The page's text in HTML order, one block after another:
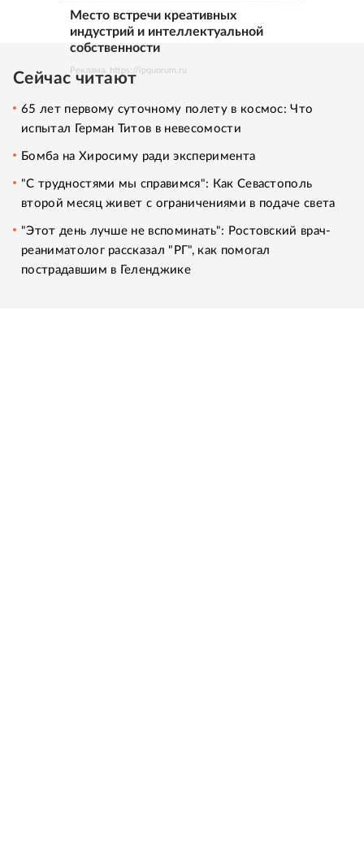
Место встречи креативных
индустрий и интеллектуальной
собственности
Реклама. https://ipquorum.ru
Сейчас читают
65 лет первому суточному полету в космос: Что
испытал Герман Титов в невесомости
Бомба на Хиросиму ради эксперимента
"С трудностями мы справимся": Как Севастополь
второй месяц живет с ограничениями в подаче света
"Этот день лучше не вспоминать": Ростовский врач-
реаниматолог рассказал "РГ", как помогал
пострадавшим в Геленджике